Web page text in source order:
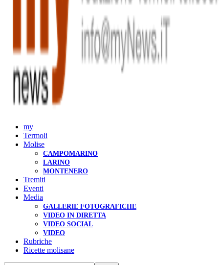
my
Termoli
Molise
CAMPOMARINO
LARINO
MONTENERO
Tremiti
Eventi
Media
GALLERIE FOTOGRAFICHE
VIDEO IN DIRETTA
VIDEO SOCIAL
VIDEO
Rubriche
Ricette molisane